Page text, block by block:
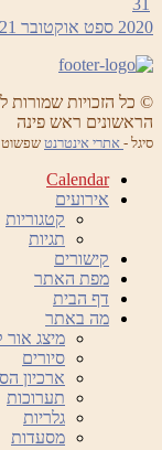
2020 ספט אוקטובר 2021
© כל הזכויות שמורות
הראשונים ראש פינה
סיגל - אתרי אינטרנטשפשוט
Calendar
אירועים
קטגוריות
תגיות
קישורים
מפת האתר
דף הבית
מה באתר
מיצג אור
סיורים
ארכיון
תערוכות
גלריות
מסעדות